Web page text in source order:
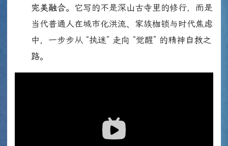
完美融合。它写的不是深山古寺里的修行，而是
当代普通人在城市化洪流、家族枷锁与时代焦虑
中，一步步从 “执迷” 走向 “觉醒” 的精神自救之
路。